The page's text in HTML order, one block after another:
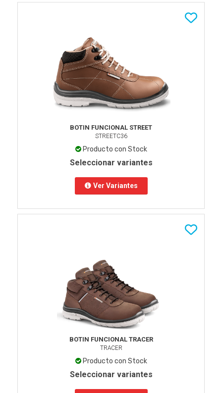
BOTIN FUNCIONAL STREET
STREETC36
Producto con Stock
Seleccionar variantes
Ver Variantes
BOTIN FUNCIONAL TRACER
TRACER
Producto con Stock
Seleccionar variantes